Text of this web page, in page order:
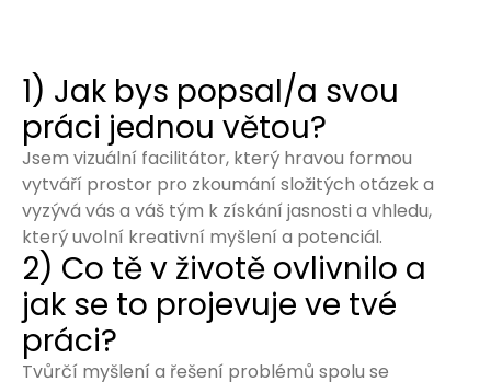
1) Jak bys popsal/a svou
práci jednou větou?
Jsem vizuální facilitátor, který hravou formou
vytváří prostor pro zkoumání složitých otázek a
vyzývá vás a váš tým k získání jasnosti a vhledu,
který uvolní kreativní myšlení a potenciál.
2) Co tě v životě ovlivnilo a
jak se to projevuje ve tvé
práci?
Tvůrčí myšlení a řešení problémů spolu se